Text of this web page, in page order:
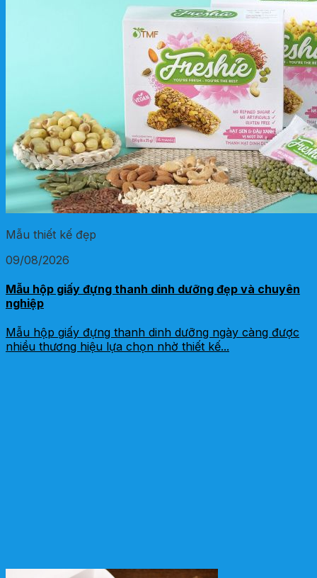
Mẫu thiết kế đẹp
09/08/2026
Mẫu hộp giấy đựng thanh dinh dưỡng đẹp và chuyên
nghiệp
Mẫu hộp giấy đựng thanh dinh dưỡng ngày càng được
nhiều thương hiệu lựa chọn nhờ thiết kế...